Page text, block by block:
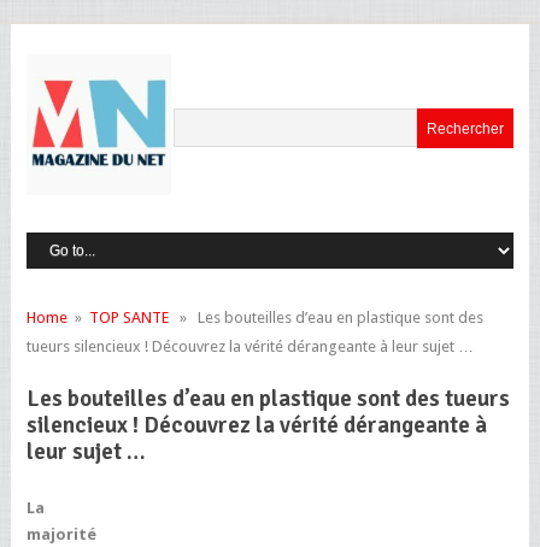
Home» TOP SANTE» Les bouteilles d’eau en plastique sont des
tueurs silencieux ! Découvrez la vérité dérangeante à leur sujet …
Les bouteilles d’eau en plastique sont des tueurs
silencieux ! Découvrez la vérité dérangeante à
leur sujet …
La
majorité